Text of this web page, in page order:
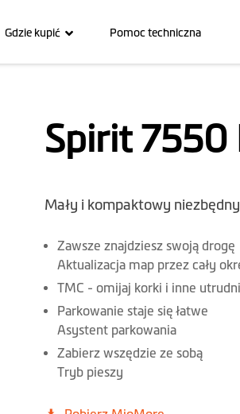
Gdzie kupić Pomoc techniczna
Spirit 7550
Mały i kompaktowy
Zawsze znajdziesz swoją drogę
Aktualizacja map przez cały
TMC - omijaj korki i inne
Parkowanie staje się łatwe
Asystent parkowania
Zabierz wszędzie ze sobą
Tryb pieszy